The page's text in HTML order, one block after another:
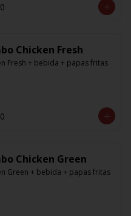
Chicken Fresh
Fresh + bebida + papas fritas
Chicken Green
Green + bebida + papas fritas